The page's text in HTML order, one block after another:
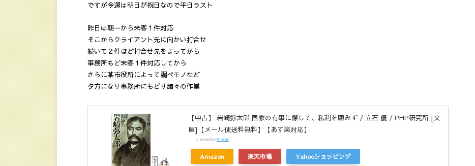
ですが今週は明日が祝日なので平日ラスト
昨日は朝一から来客１件対応
そこからクライアント先に向かい打合せ
続いて２件ほど打合せ先をよってから
事務所もど来客１件対応してから
さらに某市役所によって調べモノなど
夕方になり事務所にもどり諸々の作業
【中古】 岩崎弥太郎 国家の有事に際して、私利を顧みず / 立石 優 / PHP研究所 [文
庫]【メール便送料無料】【あす楽対応】
created byRinker
Amazon 楽天市場 Yahooショッピング